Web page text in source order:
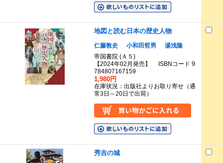
地図と読む日本の歴史人物
仁藤敦史 小和田哲男
湯浅隆
帝国書院 (Ａ５)
【2024年02月発売】 ISBNコード 9
784807167159
1,980円
在庫状況：出版社よりお取り寄せ（通
常3日～20日で出荷）
秀吉の城